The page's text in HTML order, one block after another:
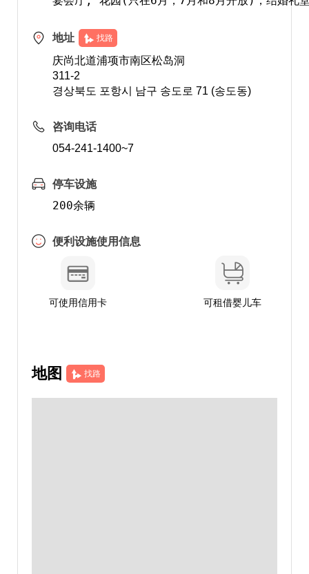
地址 找路
庆尚北道浦项市南区松岛洞
311-2
경상북도 포항시 남구 송도로 71 (송도동)
咨询电话
054-241-1400~7
停车设施
便利设施使用信息
可使用信用卡 可租借婴儿车
地图 找路